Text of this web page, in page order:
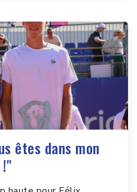
êtes dans mon